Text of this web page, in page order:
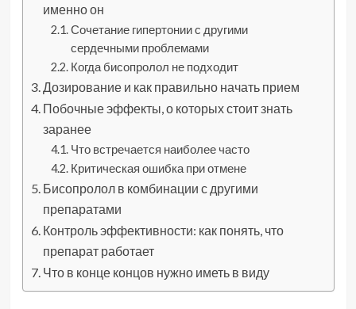
именно он
Сочетание гипертонии с другими
сердечными проблемами
Когда бисопролол не подходит
Дозирование и как правильно начать прием
Побочные эффекты, о которых стоит знать
заранее
Что встречается наиболее часто
Критическая ошибка при отмене
Бисопролол в комбинации с другими
препаратами
Контроль эффективности: как понять, что
препарат работает
Что в конце концов нужно иметь в виду